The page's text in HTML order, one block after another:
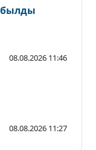
08.08.2026 11:46
08.08.2026 11:27